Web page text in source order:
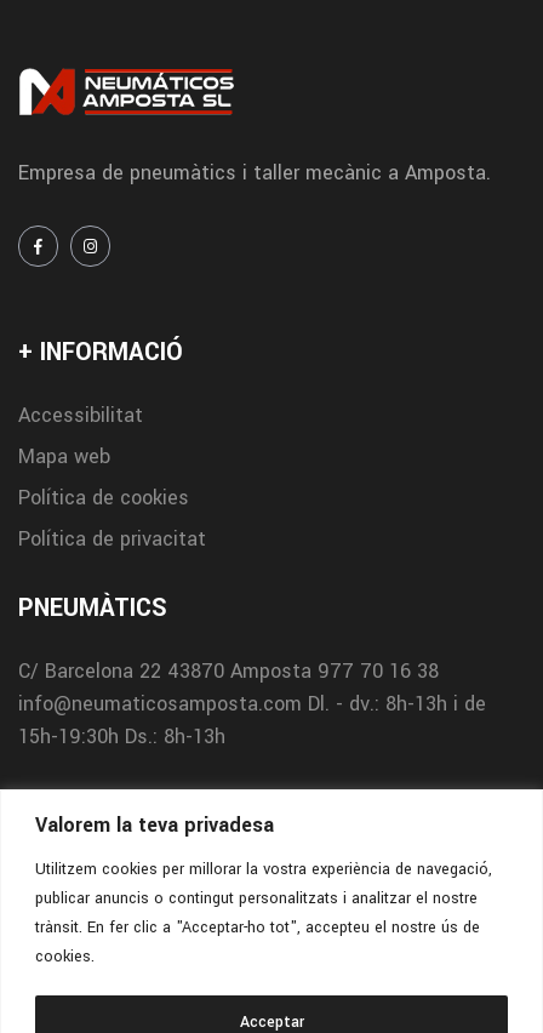
Valorem la teva privadesa
Utilitzem cookies per millorar la vostra experiència de navegació,
publicar anuncis o contingut personalitzats i analitzar el nostre
trànsit. En fer clic a "Acceptar-ho tot", accepteu el nostre ús de
cookies.
Acceptar
Empresa de pneumàtics i taller mecànic a Amposta.
+ INFORMACIÓ
Accessibilitat
Mapa web
Política de cookies
Política de privacitat
PNEUMÀTICS
C/ Barcelona 22 43870 Amposta 977 70 16 38
info@neumaticosamposta.com Dl. - dv.: 8h-13h i de
15h-19:30h Ds.: 8h-13h
C/ Holanda 343870 Amposta977 12 08 31
info@neumaticosamposta.comDl. - dv.: 8h-13h i de
15h-18hDs.: 8h-13h